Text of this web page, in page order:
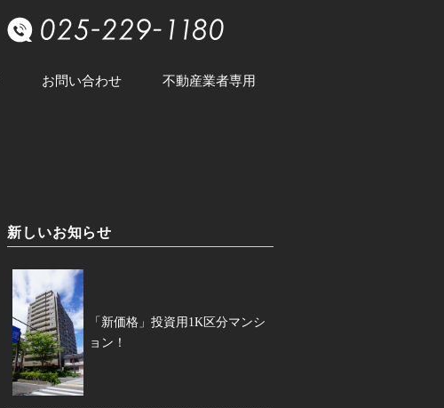
お問い合わせ 不動産業者専用
新しいお知らせ
「新価格」投資用1K区分マンシ
ョン！